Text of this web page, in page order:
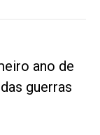
ano de
guerras